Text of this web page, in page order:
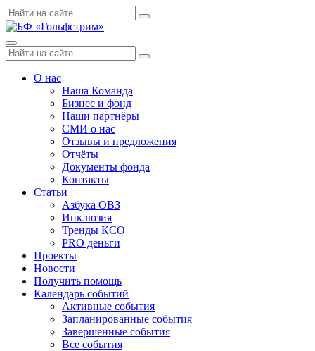
Skip
to
Поиск
по:
Search
Menu
Поиск
по:
Search
О нас
Наша Команда
Бизнес и фонд
Наши партнёры
СМИ о нас
Отзывы и предложения
Отчёты
Документы фонда
Контакты
Статьи
Азбука ОВЗ
Инклюзия
Тренды КСО
PRO деньги
Проекты
Новости
Получить помощь
Календарь событий
Активные события
Запланированные события
Завершенные события
Все события